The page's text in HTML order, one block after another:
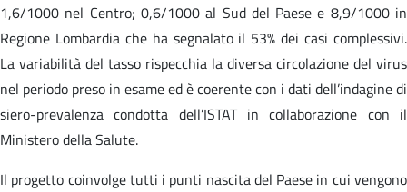
1,6/1000 nel Centro; 0,6/1000 al Sud del Paese e 8,9/1000 in
Regione Lombardia che ha segnalato il 53% dei casi complessivi.
La variabilità del tasso rispecchia la diversa circolazione del virus
nel periodo preso in esame ed è coerente con i dati dell’indagine di
siero-prevalenza condotta dell’ISTAT in collaborazione con il
Ministero della Salute.
Il progetto coinvolge tutti i punti nascita del Paese in cui vengono